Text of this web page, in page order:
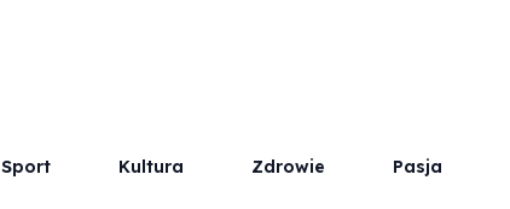
Sport Kultura Zdrowie Pasja